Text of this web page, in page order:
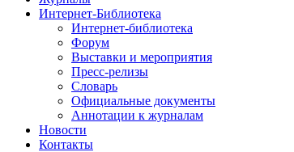
Интернет-Библиотека
Интернет-библиотека
Форум
Выставки и мероприятия
Пресс-релизы
Словарь
Официальные документы
Аннотации к журналам
Новости
Контакты